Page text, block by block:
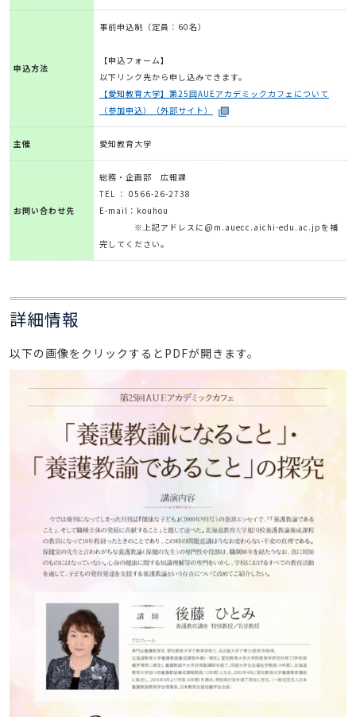
申込方法
事前申込制（定員：60名）
【申込フォーム】
以下リンク先から申し込みできます。
【愛知教育大学】第25回AUEアカデミックカフェについて
（参加申込）（外部サイト）
主催 愛知教育大学
お問い合わせ先
総務・企画部 広報課
TEL ： 0566-26-2738
E-mail：kouhou
※上記アドレスに@m.auecc.aichi-edu.ac.jpを補
完してください。
詳細情報
以下の画像をクリックするとPDFが開きます。